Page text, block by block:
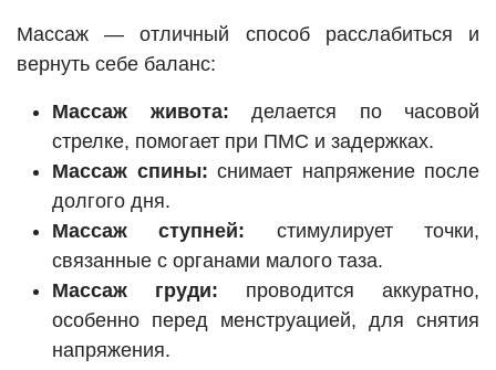
Массаж — отличный способ расслабиться и
вернуть себе баланс:
Массаж живота: делается по часовой
стрелке, помогает при ПМС и задержках.
Массаж спины: снимает напряжение после
долгого дня.
Массаж ступней: стимулирует точки,
связанные с органами малого таза.
Массаж груди: проводится аккуратно,
особенно перед менструацией, для снятия
напряжения.